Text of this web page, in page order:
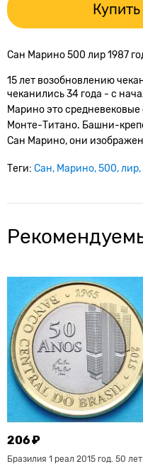
Сан Марино 500 лир 1987
15 лет возобновлению
чеканились 34 года - с
Марино это
Монте-Титано. Башни-
Сан Марино, они
Теги: Сан Марино 500 лир
206 ₽
Бразилия 1 реал 2015 год. 50 лет